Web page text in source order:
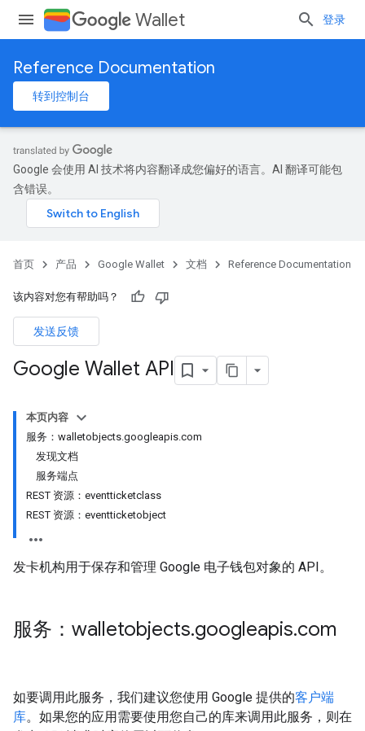
Wallet 登录
Reference Documentation
转到控制台
Google 会使用 AI 技术将内容翻译成您偏好的语言。AI 翻译可能包
含错误。
首页 产品 Google Wallet 文档 Reference Documentation
该内容对您有帮助吗？
发送反馈
Google Wallet API
本页内容
服务：walletobjects.googleapis.com
发现文档
服务端点
REST 资源：eventticketclass
REST 资源：eventticketobject
发卡机构用于保存和管理 Google 电子钱包对象的 API。
服务：walletobjects.googleapis.com
如要调用此服务，我们建议您使用 Google 提供的客户端
库。如果您的应用需要使用您自己的库来调用此服务，则在